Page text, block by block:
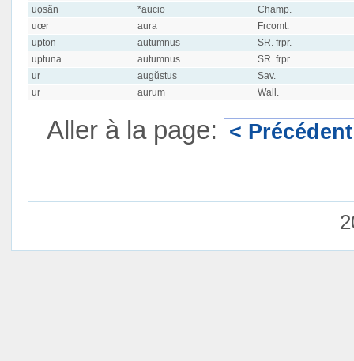
uọsãn
*aucio
Champ.
uœr
aura
Frcomt.
upton
autumnus
SR. frpr.
uptuna
autumnus
SR. frpr.
ur
augŭstus
Sav.
ur
aurum Wall.
Aller à la page: < Précédent